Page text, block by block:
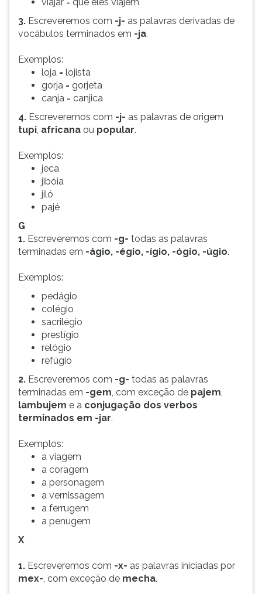
3. Escreveremos com -j- as palavras derivadas de
vocábulos terminados em -ja.
Exemplos:
loja = lojista
gorja = gorjeta
canja = canjica
4. Escreveremos com -j- as palavras de origem
tupi, africana ou popular.
Exemplos:
jeca
jibóia
jiló
pajé
G
1. Escreveremos com -g- todas as palavras
terminadas em -ágio, -égio, -ígio, -ógio, -úgio.
Exemplos:
pedágio
colégio
sacrilégio
prestígio
relógio
refúgio
2. Escreveremos com -g- todas as palavras
terminadas em -gem, com exceção de pajem,
lambujem e a conjugação dos verbos
terminados em -jar.
Exemplos:
a viagem
a coragem
a personagem
a vernissagem
a ferrugem
a penugem
X
1. Escreveremos com -x- as palavras iniciadas por
mex-, com exceção de mecha.